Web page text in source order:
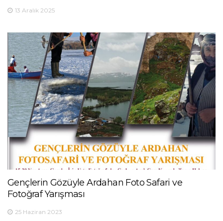
13 Aralık 2025
Gençlerin Gözüyle Ardahan Foto Safari ve
Fotoğraf Yarışması
25 Haziran 2023